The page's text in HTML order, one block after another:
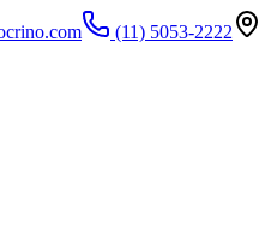
(11) 5053-2222